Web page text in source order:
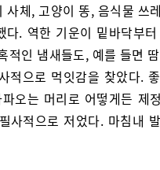
사체, 고양이 똥, 음식물 쓰
. 역한 기운이 밑바닥부
적인 냄새들도, 예를 들면
적으로 먹잇감을 찾았다.
오는 머리로 어떻게든 제
사적으로 저었다. 마침내